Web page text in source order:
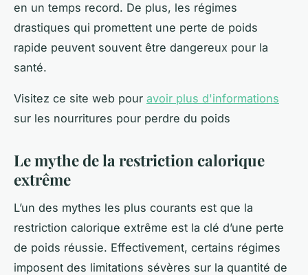
en un temps record. De plus, les régimes
drastiques qui promettent une perte de poids
rapide peuvent souvent être dangereux pour la
santé.
Visitez ce site web pour avoir plus d'informations
sur les nourritures pour perdre du poids
Le mythe de la restriction calorique
extrême
L’un des mythes les plus courants est que la
restriction calorique extrême est la clé d’une perte
de poids réussie. Effectivement, certains régimes
imposent des limitations sévères sur la quantité de